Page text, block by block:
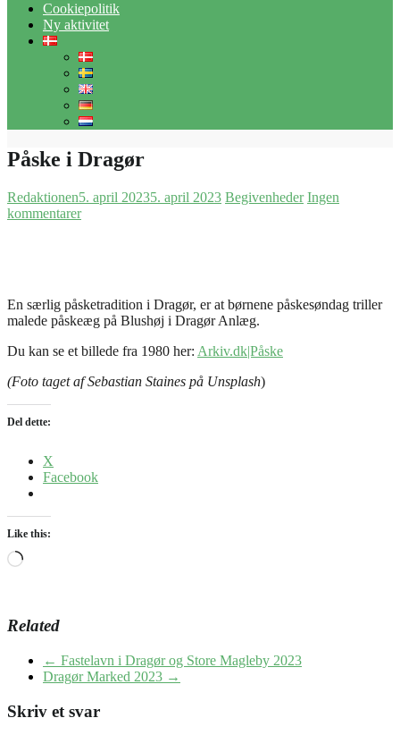
Cookiepolitik
Ny aktivitet
Påske i Dragør
Redaktionen5. april 20235. april 2023 Begivenheder Ingen
kommentarer
En særlig påsketradition i Dragør, er at børnene påskesøndag triller
malede påskeæg på Blushøj i Dragør Anlæg.
Du kan se et billede fra 1980 her: Arkiv.dk|Påske
(Foto taget af Sebastian Staines på Unsplash)
Del dette:
X
Facebook
Like this:
Loading…
Related
← Fastelavn i Dragør og Store Magleby 2023
Dragør Marked 2023 →
Skriv et svar